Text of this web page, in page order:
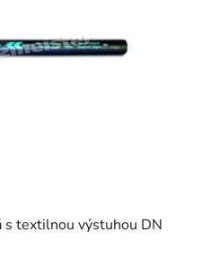
s textilnou výstuhou DN